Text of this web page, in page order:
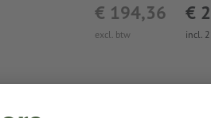
excl. btw
€ 194,36
incl.
€